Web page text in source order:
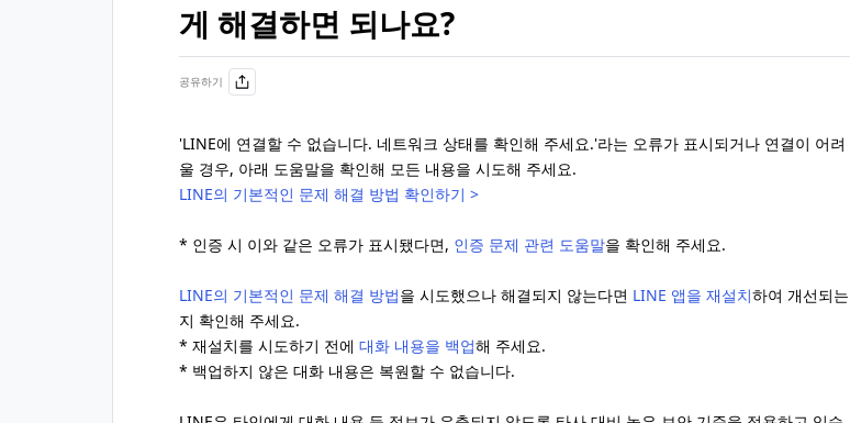
게 해결하면 되나요?
공유하기
'LINE에 연결할 수 없습니다. 네트워크 상태를 확인해 주세요.'라는 오류가 표시되거나 연결이 어려
울 경우, 아래 도움말을 확인해 모든 내용을 시도해 주세요.
LINE의 기본적인 문제 해결 방법 확인하기 >
* 인증 시 이와 같은 오류가 표시됐다면, 인증 문제 관련 도움말을 확인해 주세요.
LINE의 기본적인 문제 해결 방법을 시도했으나 해결되지 않는다면 LINE 앱을 재설치하여 개선되는
지 확인해 주세요.
* 재설치를 시도하기 전에 대화 내용을 백업해 주세요.
* 백업하지 않은 대화 내용은 복원할 수 없습니다.